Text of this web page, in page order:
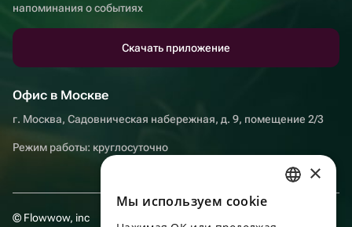
напоминания о событиях
Скачать приложение
Офис в Москве
г. Москва, Садовническая набережная, д. 9, помещение 2/3
Режим работы: круглосуточно
© Flowwow, inc
×
Мы используем сookie